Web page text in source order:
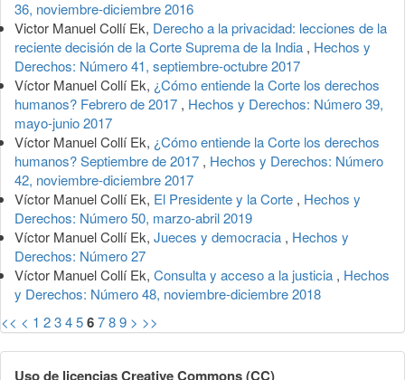
36, noviembre-diciembre 2016
Victor Manuel Collí Ek, Derecho a la privacidad: lecciones de la
reciente decisión de la Corte Suprema de la India , Hechos y
Derechos: Número 41, septiembre-octubre 2017
Víctor Manuel Collí Ek, ¿Cómo entiende la Corte los derechos
humanos? Febrero de 2017 , Hechos y Derechos: Número 39,
mayo-junio 2017
Víctor Manuel Collí Ek, ¿Cómo entiende la Corte los derechos
humanos? Septiembre de 2017 , Hechos y Derechos: Número
42, noviembre-diciembre 2017
Víctor Manuel Collí Ek, El Presidente y la Corte , Hechos y
Derechos: Número 50, marzo-abril 2019
Víctor Manuel Collí Ek, Jueces y democracia , Hechos y
Derechos: Número 27
Víctor Manuel Collí Ek, Consulta y acceso a la justicia , Hechos
y Derechos: Número 48, noviembre-diciembre 2018
<< < 1 23456789 > >>
Uso de licencias Creative Commons (CC)